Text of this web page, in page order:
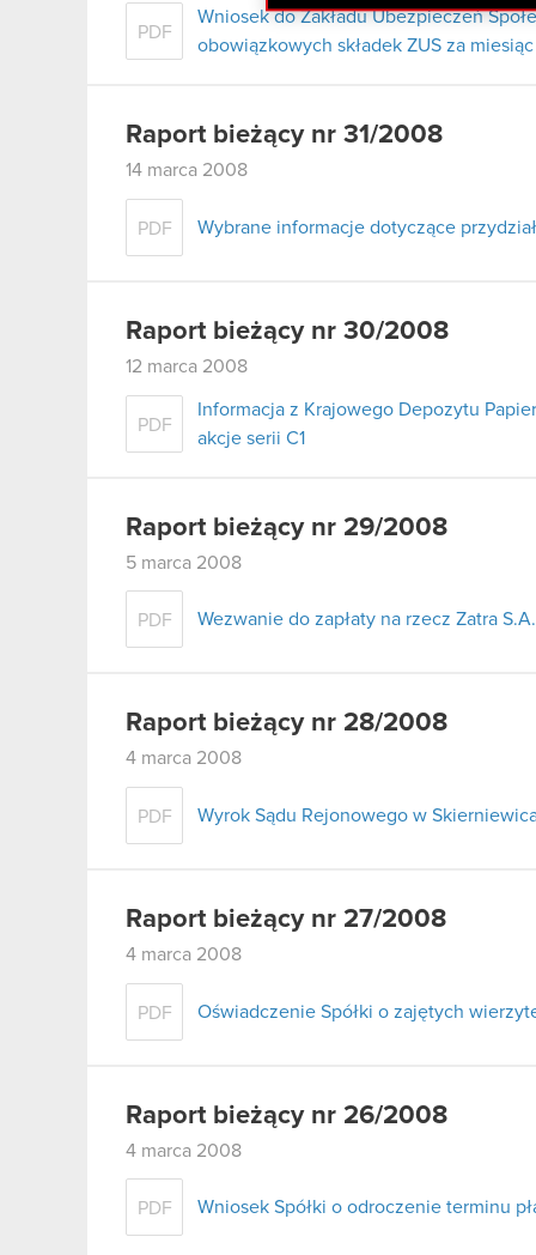
PDF
Wniosek do Zakładu Ubezpieczeń
obowiązkowych składek ZUS za
Raport bieżący nr 31/2008
14 marca 2008
PDF Wybrane informacje dotyczące
Raport bieżący nr 30/2008
12 marca 2008
PDF
Informacja z Krajowego Depozytu
akcje serii C1
Raport bieżący nr 29/2008
5 marca 2008
PDF Wezwanie do zapłaty na rzecz Zatra S.A.
Raport bieżący nr 28/2008
4 marca 2008
PDF Wyrok Sądu Rejonowego w
Raport bieżący nr 27/2008
4 marca 2008
PDF Oświadczenie Spółki o zajętych
Raport bieżący nr 26/2008
4 marca 2008
PDF Wniosek Spółki o odroczenie terminu